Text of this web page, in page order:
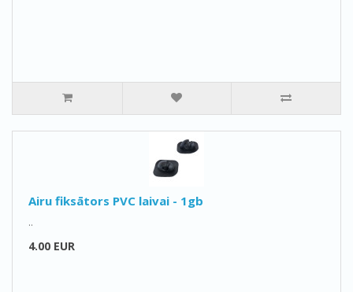
Airu fiksātors PVC laivai - 1gb
..
4.00 EUR